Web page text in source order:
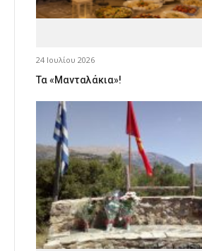
24 Ιουλίου 2026
Τα «Μανταλάκια»!